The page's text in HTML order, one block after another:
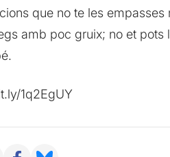
que no te les
amb poc gruix; no et pots
1q2EgUY